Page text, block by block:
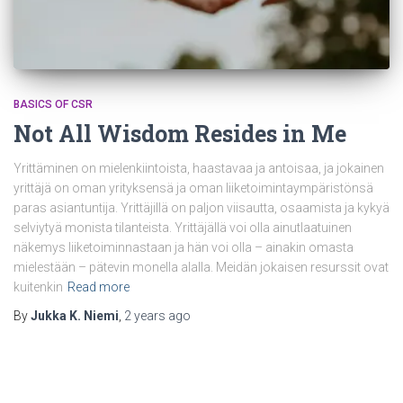
BASICS OF CSR
Not All Wisdom Resides in Me
Yrittäminen on mielenkiintoista, haastavaa ja antoisaa, ja jokainen
yrittäjä on oman yrityksensä ja oman liiketoimintaympäristönsä
paras asiantuntija. Yrittäjillä on paljon viisautta, osaamista ja kykyä
selviytyä monista tilanteista. Yrittäjällä voi olla ainutlaatuinen
näkemys liiketoiminnastaan ja hän voi olla – ainakin omasta
mielestään – pätevin monella alalla. Meidän jokaisen resurssit ovat
kuitenkin Read more
ByJukka K. Niemi 2 years ago